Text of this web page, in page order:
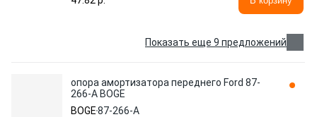
Показать еще 9 предложений
опора амортизатора переднего Ford 87-
266-A BOGE
BOGE87-266-A